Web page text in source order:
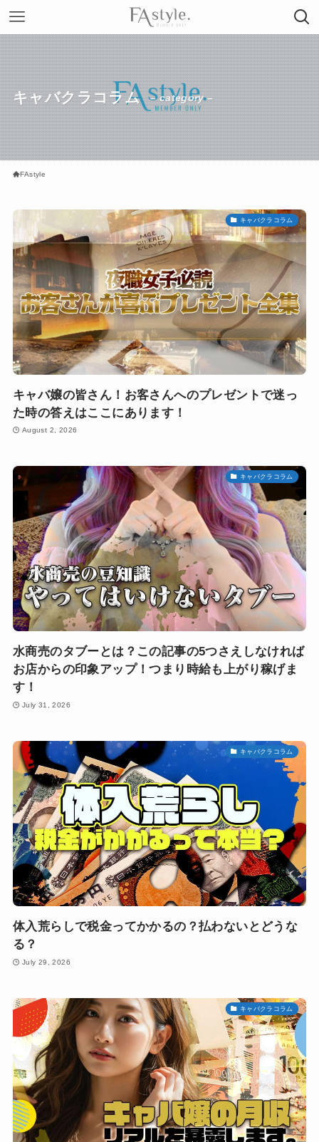
キャバクラコラム – category –
FAstyle
キャバクラコラム
キャバ嬢の皆さん！お客さんへのプレゼントで迷っ
た時の答えはここにあります！
August 2, 2026
キャバクラコラム
水商売のタブーとは？この記事の5つさえしなければ
お店からの印象アップ！つまり時給も上がり稼げま
す！
July 31, 2026
キャバクラコラム
体入荒らしで税金ってかかるの？払わないとどうな
る？
July 29, 2026
キャバクラコラム